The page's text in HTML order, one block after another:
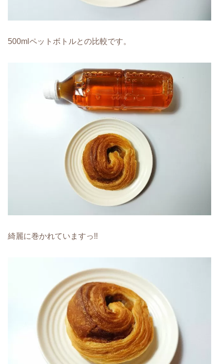
500mlペットボトルとの比較です。
綺麗に巻かれていますっ!!